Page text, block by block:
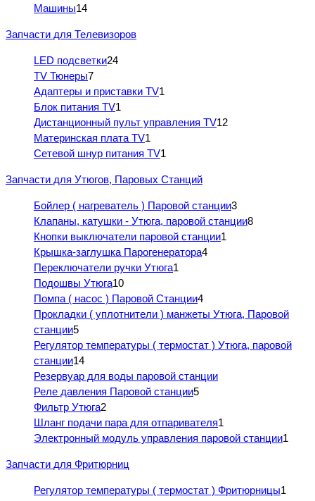
Машины14
Запчасти для Телевизоров
LED подсветки24
TV Тюнеры7
Адаптеры и приставки TV1
Блок питания TV1
Дистанционный пульт управления TV12
Материнская плата TV1
Сетевой шнур питания TV1
Запчасти для Утюгов, Паровых Станций
Бойлер ( нагреватель ) Паровой станции3
Клапаны, катушки - Утюга, паровой станции8
Кнопки выключатели паровой станции1
Крышка-заглушка Парогенератора4
Переключатели ручки Утюга1
Подошвы Утюга10
Помпа ( насос ) Паровой Станции4
Прокладки ( уплотнители ) манжеты Утюга, Паровой
станции5
Регулятор температуры ( термостат ) Утюга, паровой
станции14
Резервуар для воды паровой станции
Реле давления Паровой станции5
Фильтр Утюга2
Шланг подачи пара для отпаривателя1
Электронный модуль управления паровой станции1
Запчасти для Фритюрниц
Регулятор температуры ( термостат ) Фритюрницы1